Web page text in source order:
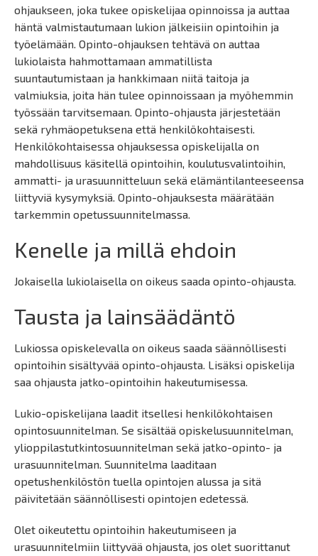
ohjaukseen, joka tukee opiskelijaa opinnoissa ja auttaa
häntä valmistautumaan lukion jälkeisiin opintoihin ja
työelämään. Opinto-ohjauksen tehtävä on auttaa
lukiolaista hahmottamaan ammatillista
suuntautumistaan ja hankkimaan niitä taitoja ja
valmiuksia, joita hän tulee opinnoissaan ja myöhemmin
työssään tarvitsemaan. Opinto-ohjausta järjestetään
sekä ryhmäopetuksena että henkilökohtaisesti.
Henkilökohtaisessa ohjauksessa opiskelijalla on
mahdollisuus käsitellä opintoihin, koulutusvalintoihin,
ammatti- ja urasuunnitteluun sekä elämäntilanteeseensa
liittyviä kysymyksiä. Opinto-ohjauksesta määrätään
tarkemmin opetussuunnitelmassa.
Kenelle ja millä ehdoin
Jokaisella lukiolaisella on oikeus saada opinto-ohjausta.
Tausta ja lainsäädäntö
Lukiossa opiskelevalla on oikeus saada säännöllisesti
opintoihin sisältyvää opinto-ohjausta. Lisäksi opiskelija
saa ohjausta jatko-opintoihin hakeutumisessa.
Lukio-opiskelijana laadit itsellesi henkilökohtaisen
opintosuunnitelman. Se sisältää opiskelusuunnitelman,
ylioppilastutkintosuunnitelman sekä jatko-opinto- ja
urasuunnitelman. Suunnitelma laaditaan
opetushenkilöstön tuella opintojen alussa ja sitä
päivitetään säännöllisesti opintojen edetessä.
Olet oikeutettu opintoihin hakeutumiseen ja
urasuunnitelmiin liittyvää ohjausta, jos olet suorittanut